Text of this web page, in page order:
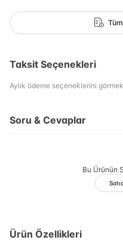
Taksit Seçenekleri
Aylık ödeme seçeneklerini
Soru & Cevaplar
Bu Ürünün
Ürün Özellikleri